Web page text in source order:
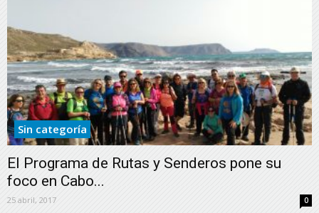
Sin categoría
El Programa de Rutas y Senderos pone su
foco en Cabo...
25 abril, 2017 0